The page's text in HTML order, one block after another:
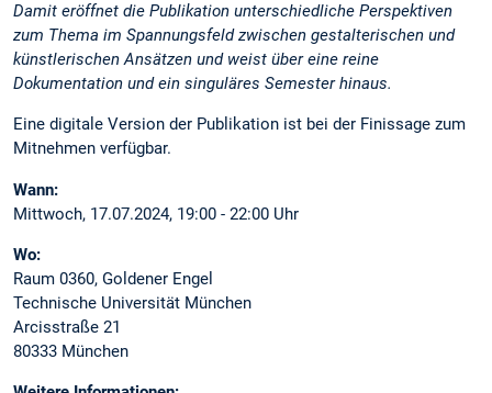
Damit eröffnet die Publikation unterschiedliche Perspektiven
zum Thema im Spannungsfeld zwischen gestalterischen und
künstlerischen Ansätzen und weist über eine reine
Dokumentation und ein singuläres Semester hinaus.
Eine digitale Version der Publikation ist bei der Finissage zum
Mitnehmen verfügbar.
Wann:
Mittwoch, 17.07.2024, 19:00 - 22:00 Uhr
Wo:
Raum 0360, Goldener Engel
Technische Universität München
Arcisstraße 21
80333 München